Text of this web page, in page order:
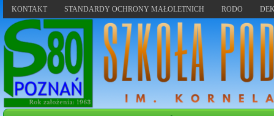
KONTAKT STANDARDY OCHRONY MAŁOLETNICH RODO